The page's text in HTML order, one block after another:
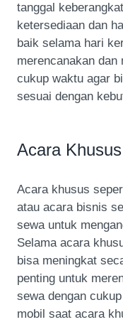
tanggal
ketersediaan dan
baik selama hari
merencanakan dan
cukup waktu agar
sesuai dengan
Acara Khusus
Acara khusus
atau acara bisnis
sewa untuk
Selama acara
bisa meningkat
penting untuk
sewa dengan
mobil saat acara